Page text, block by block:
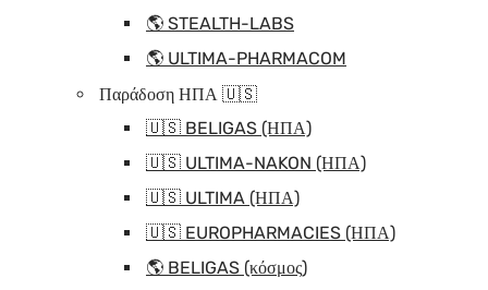
🌎 STEALTH-LABS
🌎 ULTIMA-PHARMACOM
Παράδοση ΗΠΑ 🇺🇸
🇺🇸 BELIGAS (ΗΠΑ)
🇺🇸 ULTIMA-NAKON (ΗΠΑ)
🇺🇸 ULTIMA (ΗΠΑ)
🇺🇸 EUROPHARMACIES (ΗΠΑ)
🌎 BELIGAS (κόσμος)